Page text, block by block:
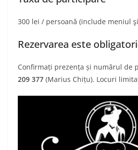
300 lei / persoană (include meniul
Rezervarea este
Confirmați prezența și numărul de
209 377 (Marius Chițu). Locuri